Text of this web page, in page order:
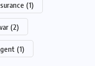
(1)
(2)
(1)